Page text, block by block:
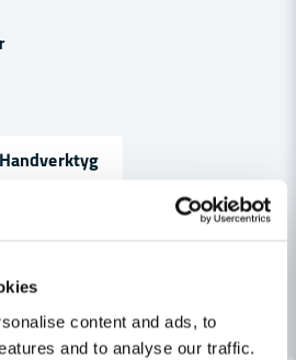
content and ads, to
and to analyse our traffic.
över?
är alltså cirka 120 x 120
dimensionen på arbetsstycket
över vid kapning.
för 1 år sedan
produkten...
fråga